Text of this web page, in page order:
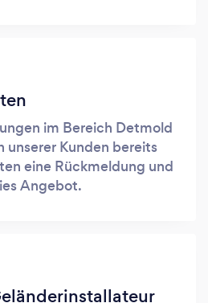
im Bereich Detmold
unserer Kunden bereits
eine Rückmeldung und
Angebot.